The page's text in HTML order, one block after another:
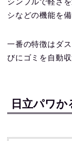
シなどの機能を
一番の特徴はダ
びにゴミを自動
日立パワ